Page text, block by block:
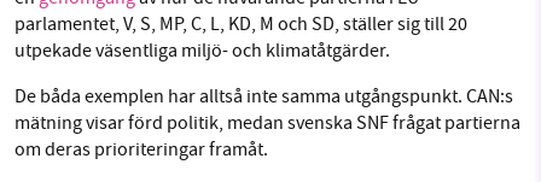
parlamentet, V, S, MP, C, L, KD, M och SD, ställer sig till 20
utpekade väsentliga miljö- och klimatåtgärder.
De båda exemplen har alltså inte samma utgångspunkt. CAN:s
mätning visar förd politik, medan svenska SNF frågat partierna
om deras prioriteringar framåt.